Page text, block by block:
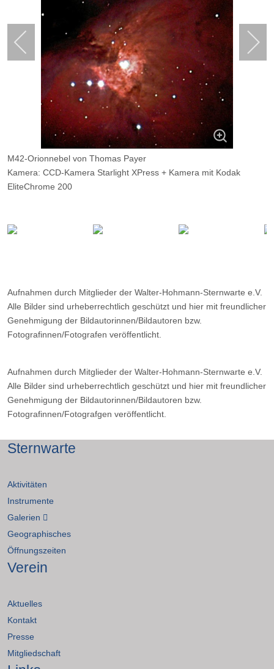
M42-Orionnebel von Thomas Payer
Kamera: CCD-Kamera Starlight XPress + Kamera mit Kodak
EliteChrome 200
Kodak EliteChrome 200
Aufnahmen durch Mitglieder der Walter-Hohmann-Sternwarte e.V.
Alle Bilder sind urheberrechtlich geschützt und hier mit freundlicher
Genehmigung der Bildautorinnen/Bildautoren bzw.
Fotografinnen/Fotografen veröffentlicht.
Aufnahmen durch Mitglieder der Walter-Hohmann-Sternwarte e.V.
Alle Bilder sind urheberrechtlich geschützt und hier mit freundlicher
Genehmigung der Bildautorinnen/Bildautoren bzw.
Fotografinnen/Fotografgen veröffentlicht.
Sternwarte
Aktivitäten
Instrumente
Galerien
Geographisches
Öffnungszeiten
Verein
Aktuelles
Kontakt
Presse
Mitgliedschaft